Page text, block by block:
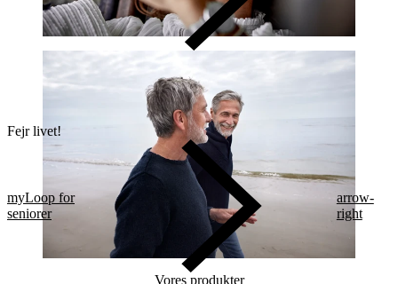
Fejr livet!
myLoop for
seniorer
arrow-
right
Vores produkter